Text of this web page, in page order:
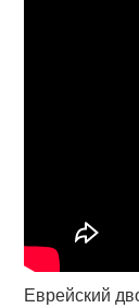
Еврейский